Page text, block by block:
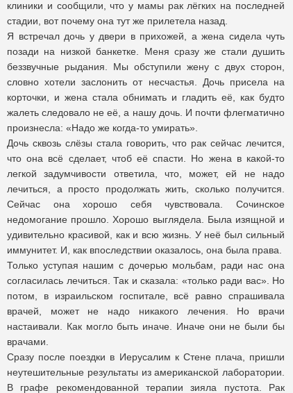
клиники и сообщили, что у мамы рак лёгких на последней
стадии, вот почему она тут же прилетела назад.
Я встречал дочь у двери в прихожей, а жена сидела чуть
позади на низкой банкетке. Меня сразу же стали душить
беззвучные рыдания. Мы обступили жену с двух сторон,
словно хотели заслонить от несчастья. Дочь присела на
корточки, и жена стала обнимать и гладить её, как будто
жалеть следовало не её, а нашу дочь. И почти флегматично
произнесла: «Надо же когда-то умирать».
Дочь сквозь слёзы стала говорить, что рак сейчас лечится,
что она всё сделает, чтоб её спасти. Но жена в какой-то
легкой задумчивости ответила, что, может, ей не надо
лечиться, а просто продолжать жить, сколько получится.
Сейчас она хорошо себя чувствовала. Сочинское
недомогание прошло. Хорошо выглядела. Была изящной и
удивительно красивой, как и всю жизнь. У неё был сильный
иммунитет. И, как впоследствии оказалось, она была права.
Только уступая нашим с дочерью мольбам, ради нас она
согласилась лечиться. Так и сказала: «только ради вас». Но
потом, в израильском госпитале, всё равно спрашивала
врачей, может не надо никакого лечения. Но врачи
настаивали. Как могло быть иначе. Иначе они не были бы
врачами.
Сразу после поездки в Иерусалим к Стене плача, пришли
неутешительные результаты из американской лаборатории.
В графе рекомендованной терапии зияла пустота. Рак